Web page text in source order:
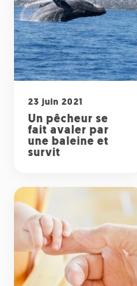
23 juin 2021
Un pêcheur se
fait avaler par
une baleine et
survit